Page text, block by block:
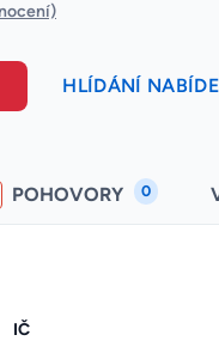
HLÍDÁNÍ
POHOVORY 0
IČ